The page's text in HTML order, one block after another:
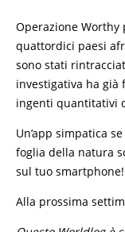
Operazione Worthy
quattordici paesi
sono stati
investigativa ha già
ingenti quantitativi
Un’app simpatica
foglia della natura
sul tuo smartphone!
Alla prossima